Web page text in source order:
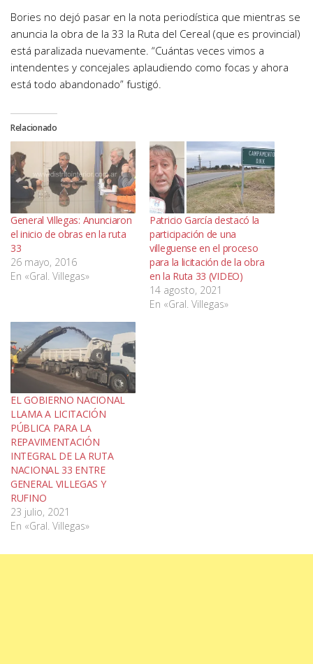
Bories no dejó pasar en la nota periodística que mientras se
anuncia la obra de la 33 la Ruta del Cereal (que es provincial)
está paralizada nuevamente. “Cuántas veces vimos a
intendentes y concejales aplaudiendo como focas y ahora
está todo abandonado” fustigó.
Relacionado
General Villegas: Anunciaron
el inicio de obras en la ruta
33
26 mayo, 2016
En «Gral. Villegas»
Patricio García destacó la
participación de una
villeguense en el proceso
para la licitación de la obra
en la Ruta 33 (VIDEO)
14 agosto, 2021
En «Gral. Villegas»
EL GOBIERNO NACIONAL
LLAMA A LICITACIÓN
PÚBLICA PARA LA
REPAVIMENTACIÓN
INTEGRAL DE LA RUTA
NACIONAL 33 ENTRE
GENERAL VILLEGAS Y
RUFINO
23 julio, 2021
En «Gral. Villegas»